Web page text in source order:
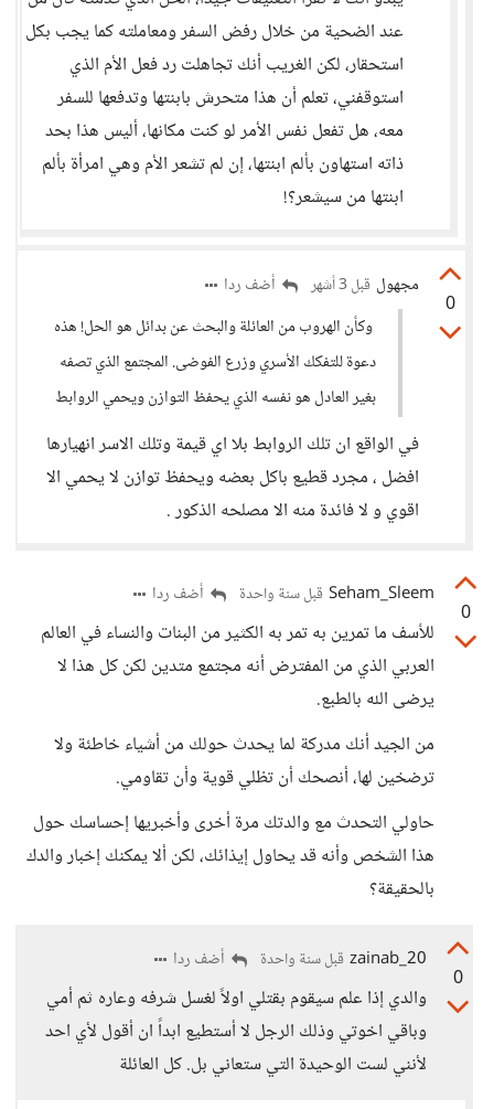
عند الضحية من خلال رفض السفر ومعاملته كما يجب بكل
استحقار، لكن الغريب أنك تجاهلت رد فعل الأم الذي
استوقفني، تعلم أن هذا متحرش بابنتها وتدفعها للسفر
معه، هل تفعل نفس الأمر لو كنت مكانها، أليس هذا بحد
ذاته استهاون بألم ابنتها، إن لم تشعر الأم وهي امرأة بألم
ابنتها من سيشعر؟!
0
مجهول قبل 3 أشهر
أضف ردا
وكأن الهروب من العائلة والبحث عن بدائل هو الحل! هذه
دعوة للتفكك الأسري وزرع الفوضى. المجتمع الذي تصفه
بغير العادل هو نفسه الذي يحفظ التوازن ويحمي الروابط
في الواقع ان تلك الروابط بلا اي قيمة وتلك الاسر انهيارها
افضل ، مجرد قطيع باكل بعضه ويحفظ توازن لا يحمي الا
اقوي و لا فائدة منه الا مصلحه الذكور .
0
Seham_Sleem قبل سنة واحدة أضف ردا
للأسف ما تمرين به تمر به الكثير من البنات والنساء في العالم
العربي الذي من المفترض أنه مجتمع متدين لكن كل هذا لا
يرضى الله بالطبع.
من الجيد أنك مدركة لما يحدث حولك من أشياء خاطئة ولا
ترضخين لها، أنصحك أن تظلي قوية وأن تقاومي.
حاولي التحدث مع والدتك مرة أخرى وأخبريها إحساسك حول
هذا الشخص وأنه قد يحاول إيذائك، لكن ألا يمكنك إخبار والدك
بالحقيقة؟
0
zainab_20 قبل سنة واحدة أضف ردا
والدي إذا علم سيقوم بقتلي اولاً لغسل شرفه وعاره ثم أمي
وباقي اخوتي وذلك الرجل لا أستطيع ابداً ان أقول لأي احد
لأنني لست الوحيدة التي ستعاني بل. كل العائلة